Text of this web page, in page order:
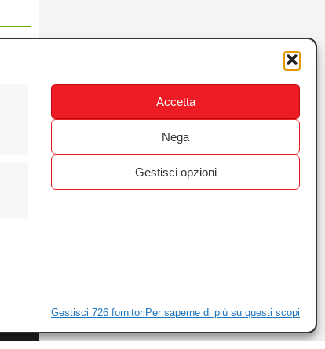
Gestisci 726 fornitori Per saperne di più su questi scopi
Accetta
Nega
Gestisci opzioni